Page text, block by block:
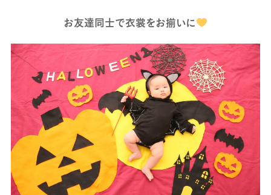
お友達同士で衣裳をお揃いに